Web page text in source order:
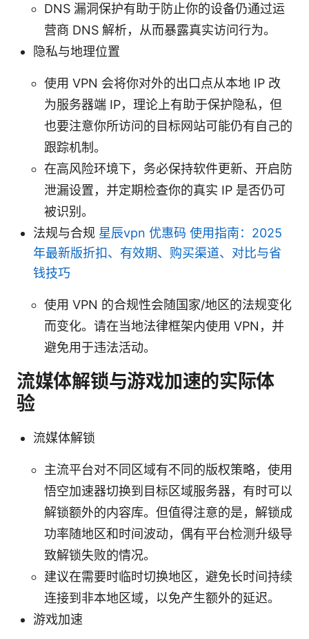
DNS 漏洞保护有助于防止你的设备仍通过运
营商 DNS 解析，从而暴露真实访问行为。
隐私与地理位置
使用 VPN 会将你对外的出口点从本地 IP 改
为服务器端 IP，理论上有助于保护隐私，但
也要注意你所访问的目标网站可能仍有自己的
跟踪机制。
在高风险环境下，务必保持软件更新、开启防
泄漏设置，并定期检查你的真实 IP 是否仍可
被识别。
法规与合规 星辰vpn 优惠码 使用指南：2025
年最新版折扣、有效期、购买渠道、对比与省
钱技巧
使用 VPN 的合规性会随国家/地区的法规变化
而变化。请在当地法律框架内使用 VPN，并
避免用于违法活动。
流媒体解锁与游戏加速的实际体
验
流媒体解锁
主流平台对不同区域有不同的版权策略，使用
悟空加速器切换到目标区域服务器，有时可以
解锁额外的内容库。但值得注意的是，解锁成
功率随地区和时间波动，偶有平台检测升级导
致解锁失败的情况。
建议在需要时临时切换地区，避免长时间持续
连接到非本地区域，以免产生额外的延迟。
游戏加速